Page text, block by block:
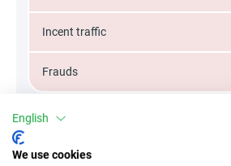
Incent traffic
Frauds
Atribut
English
We use cookies